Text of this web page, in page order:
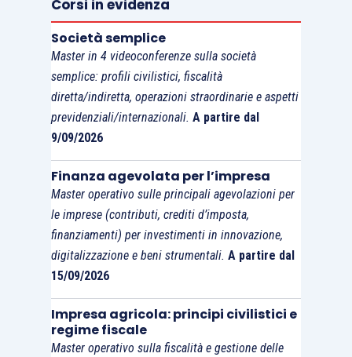
esclusivamente nell’alveo dei rapporti
subordinati o autonomi
essere che,
in tutti quei casi in cui l’attività
svolta dal prestatore costituisca una
obbligazione di lavoro non si potrà comunque
già da ora più riconoscere solo il compenso
agevolato di cui all’articolo 67, comma 1,
lettera m), Tuir.
Spero di sbagliarmi.
Corsi in evidenza
Società semplice
Master in 4 videoconferenze sulla società
semplice: profili civilistici, fiscalità
diretta/indiretta, operazioni straordinarie e aspetti
previdenziali/internazionali. A partire dal
9/09/2026
Finanza agevolata per l’impresa
Master operativo sulle principali agevolazioni per
le imprese (contributi, crediti d’imposta,
finanziamenti) per investimenti in innovazione,
digitalizzazione e beni strumentali. A partire dal
15/09/2026
Impresa agricola: principi civilistici e
regime fiscale
Master operativo sulla fiscalità e gestione delle